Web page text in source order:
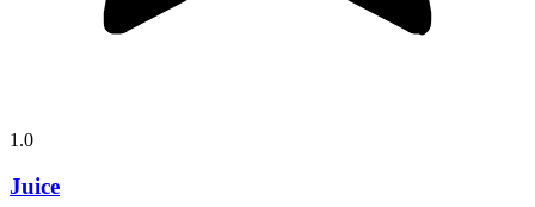
1.0
Juice